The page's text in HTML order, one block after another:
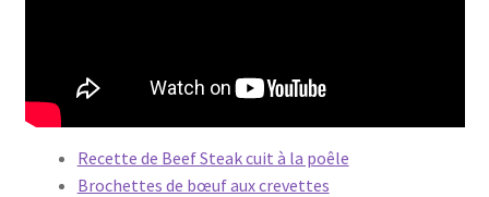
Recette de Beef Steak cuit à la poêle
Brochettes de bœuf aux crevettes